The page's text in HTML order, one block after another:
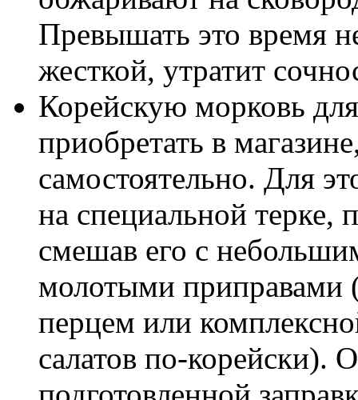
Превышать это время
жесткой, утратит
Корейскую морковь для
приобретать в
самостоятельно. Для
на специальной терке,
смешав его с
молотыми приправами
перцем или
салатов по-корейски).